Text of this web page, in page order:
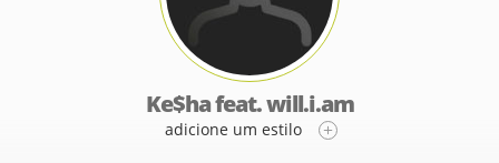
Ke$ha feat. will.i.am
adicione um estilo